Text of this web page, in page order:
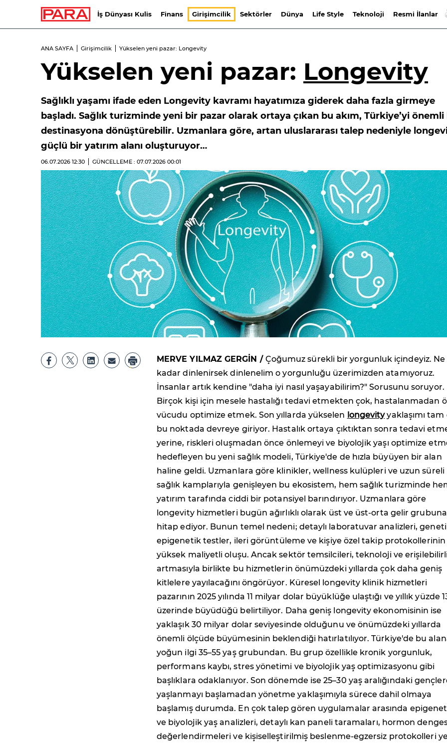
İş Dünyası Kulis Finans Girişimcilik Sektörler Dünya Life Style Teknoloji Resmi İlanlar
ANA SAYFA Girişimcilik Yükselen yeni pazar: Longevity
Yükselen yeni pazar: Longevity
Sağlıklı yaşamı ifade eden Longevity kavramı hayatımıza giderek daha fazla girmeye
başladı. Sağlık turizminde yeni bir pazar olarak ortaya çıkan bu akım, Türkiye’yi önemli
destinasyona dönüştürebilir. Uzmanlara göre, artan uluslararası talep nedeniyle
güçlü bir yatırım alanı oluşturuyor…
06.07.2026 12:30 GÜNCELLEME : 07.07.2026 00:01
MERVE YILMAZ GERGİN / Çoğumuz sürekli bir yorgunluk içindeyiz. Ne
kadar dinlenirsek dinlenelim o yorgunluğu üzerimizden atamıyoruz.
İnsanlar artık kendine "daha iyi nasıl yaşayabilirim?" Sorusunu soruyor.
Birçok kişi için mesele hastalığı tedavi etmekten çok, hastalanmadan
vücudu optimize etmek. Son yıllarda yükselen longevityyaklaşımı tam
bu noktada devreye giriyor. Hastalık ortaya çıktıktan sonra tedavi
yerine, riskleri oluşmadan önce önlemeyi ve biyolojik yaşı optimize
hedefleyen bu yeni sağlık modeli, Türkiye'de de hızla büyüyen bir alan
haline geldi. Uzmanlara göre klinikler, wellness kulüpleri ve uzun süreli
sağlık kamplarıyla genişleyen bu ekosistem, hem sağlık turizminde
yatırım tarafında ciddi bir potansiyel barındırıyor. Uzmanlara göre
longevity hizmetleri bugün ağırlıklı olarak üst ve üst-orta gelir grubuna
hitap ediyor. Bunun temel nedeni; detaylı laboratuvar analizleri,
epigenetik testler, ileri görüntüleme ve kişiye özel takip protokollerinin
yüksek maliyetli oluşu. Ancak sektör temsilcileri, teknoloji ve
artmasıyla birlikte bu hizmetlerin önümüzdeki yıllarda çok daha geniş
kitlelere yayılacağını öngörüyor. Küresel longevity klinik hizmetleri
pazarının 2025 yılında 11 milyar dolar büyüklüğe ulaştığı ve yıllık yüzde
üzerinde büyüdüğü belirtiliyor. Daha geniş longevity ekonomisinin ise
yaklaşık 30 milyar dolar seviyesinde olduğunu ve önümüzdeki yıllarda
önemli ölçüde büyümesinin beklendiği hatırlatılıyor. Türkiye'de bu
yoğun ilgi 35–55 yaş grubundan. Bu grup özellikle kronik yorgunluk,
performans kaybı, stres yönetimi ve biyolojik yaş optimizasyonu gibi
başlıklara odaklanıyor. Son dönemde ise 25–30 yaş aralığındaki
yaşlanmayı başlamadan yönetme yaklaşımıyla sürece dahil olmaya
başlamış durumda. En çok talep gören uygulamalar arasında
ve biyolojik yaş analizleri, detaylı kan paneli taramaları, hormon
değerlendirmeleri ve kişiselleştirilmiş beslenme-egzersiz protokolleri